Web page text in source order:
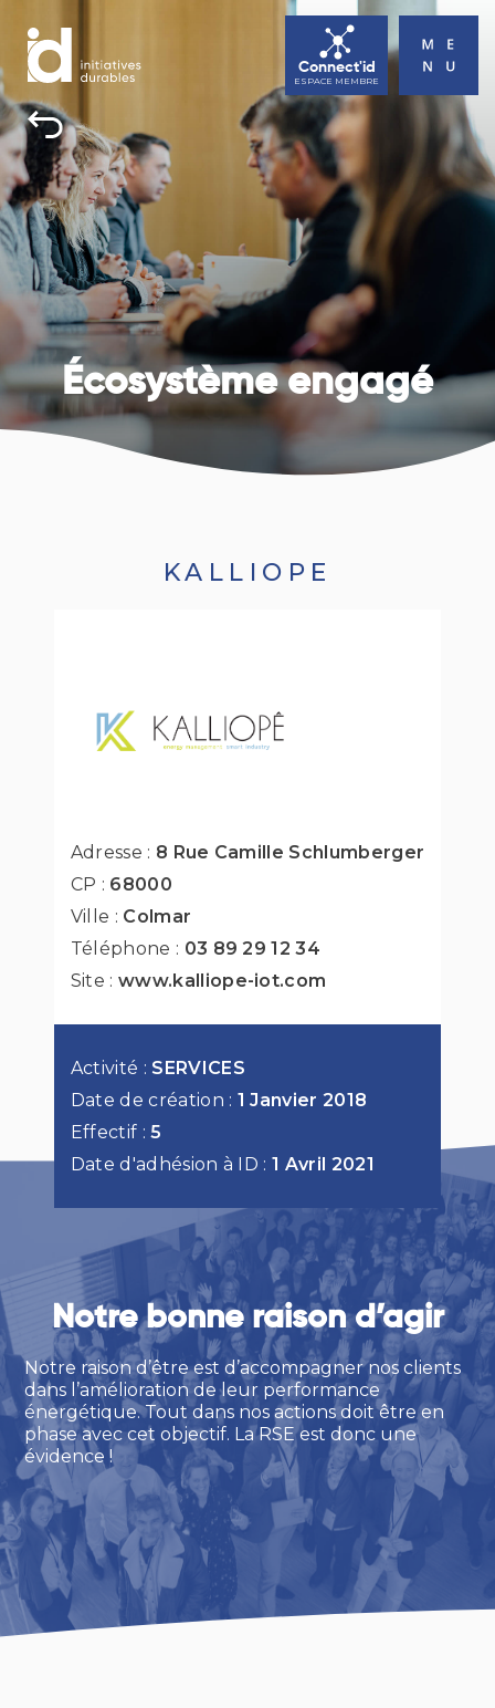
INITIATIVES DURABLES
TOUS UNE BONNE RAISON D’AGIR
ACTUALITÉS
AGENDA
CONTACT
Connect'id
ESPACE MEMBRE
Écosystème engagé
KALLIOPE
Adresse : 8 Rue Camille Schlumberger
CP : 68000
Ville : Colmar
Téléphone : 03 89 29 12 34
Site : www.kalliope-iot.com
Activité : SERVICES
Date de création : 1 Janvier 2018
Effectif :5
Date d'adhésion à ID :1 Avril 2021
Notre bonne raison d’agir
Notre raison d’être est d’accompagner nos clients
dans l’amélioration de leur performance
énergétique. Tout dans nos actions doit être en
phase avec cet objectif. La RSE est donc une
évidence !